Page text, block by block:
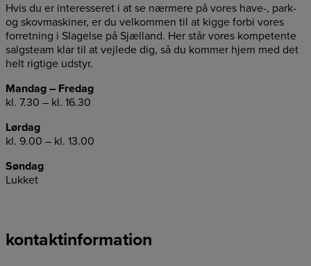
Hvis du er interesseret i at se nærmere på vores have-, park-
og skovmaskiner, er du velkommen til at kigge forbi vores
forretning i Slagelse på Sjælland. Her står vores kompetente
salgsteam klar til at vejlede dig, så du kommer hjem med det
helt rigtige udstyr.
Mandag – Fredag
kl. 7.30 – kl. 16.30
Lørdag
kl. 9.00 – kl. 13.00
Søndag
Lukket
kontaktinformation